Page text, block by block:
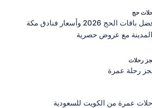
حج
أفضل باقات الحج 2026 وأسعار فنادق مكة
مع عروض حصرية
رحلات
رحلة عمرة
عمرة من الكويت للسعودية